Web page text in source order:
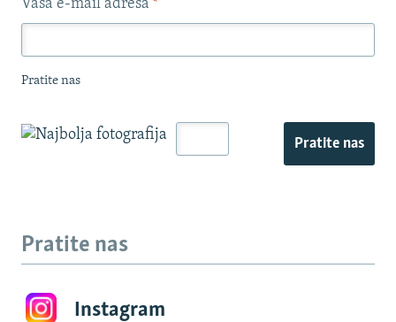
Vaša e-mail adresa *
Pratite nas
Pratite nas
Pratite nas
Instagram